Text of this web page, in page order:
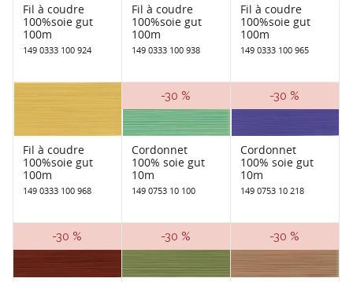
Fil à coudre
100%soie gut
100m
149 0333 100 924
Fil à coudre
100%soie gut
100m
149 0333 100 938
Fil à coudre
100%soie gut
100m
149 0333 100 965
Fil à coudre
100%soie gut
100m
149 0333 100 968
-30 %
Cordonnet
100% soie gut
10m
149 0753 10 100
-30 %
Cordonnet
100% soie gut
10m
149 0753 10 218
-30 % -30 % -30 %